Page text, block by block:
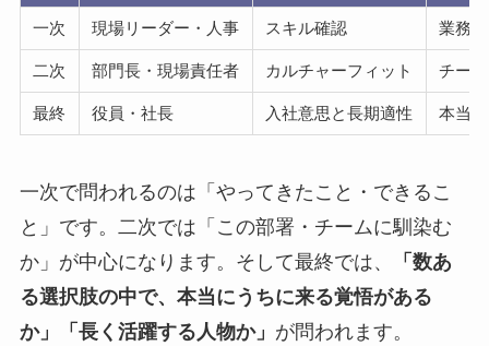
一次 現場リーダー・人事 スキル確認 業務
二次 部門長・現場責任者 カルチャーフィット チー
最終 役員・社長 入社意思と長期適性 本当
一次で問われるのは「やってきたこと・できるこ
と」です。二次では「この部署・チームに馴染む
か」が中心になります。そして最終では、
「数あ
る選択肢の中で、本当にうちに来る覚悟がある
か」「長く活躍する人物か」 が問われます。